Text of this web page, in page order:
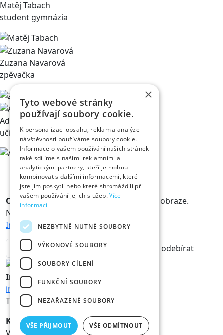
Matěj Tabach
student gymnázia
Zuzana Navarová
zpěvačka
Adéla Černíková
učitelka na ZUŠ
Odběr novinekKrálové a Královny jsou v obraze.
Novinky vám rádi doručíme na mail.
Informace o zpracování osobních údajů
odebírat
Informace
info@hk800.cz
T:
+420 734 561 247
Kancelář oslav
Velké náměstí 1/3
×
Tyto webové stránky
používají soubory cookie.
K personalizaci obsahu, reklam a analýze
návštěvnosti používáme soubory cookie.
Informace o vašem používání našich stránek
také sdílíme s našimi reklamními a
analytickými partnery, kteří je mohou
kombinovat s dalšími informacemi, které
jste jim poskytli nebo které shromáždili při
vašem používání jejich služeb.Více
informací
NEZBYTNĚ NUTNÉ SOUBORY
VÝKONOVÉ SOUBORY
SOUBORY CÍLENÍ
FUNKČNÍ SOUBORY
NEZAŘAZENÉ SOUBORY
VŠE PŘIJMOUT VŠE ODMÍTNOUT